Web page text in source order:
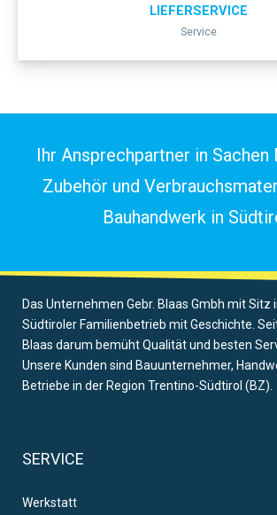
LIEFERSERVICE
Service
Ihr Ansprechpartner in Sachen
Zubehör und
Bauhandwerk in
Das Unternehmen Gebr. Blaas Gmbh mit Sitz
Südtiroler Familienbetrieb mit Geschichte.
Blaas darum bemüht Qualität und besten
Unsere Kunden sind Bauunternehmer,
Betriebe in der Region Trentino-Südtirol (BZ).
SERVICE
Werkstatt